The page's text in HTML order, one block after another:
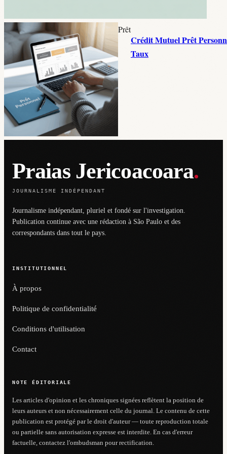
Prêt
Crédit Mutuel Prêt
Taux
Praias Jericoacoara.
JOURNALISME INDÉPENDANT
Journalisme indépendant, pluriel et fondé sur l'investigation.
Publication continue avec une rédaction à São Paulo et des
correspondants dans tout le pays.
INSTITUTIONNEL
À propos
Politique de confidentialité
Conditions d'utilisation
Contact
NOTE ÉDITORIALE
Les articles d'opinion et les chroniques signées reflètent la position de
leurs auteurs et non nécessairement celle du journal. Le contenu de cette
publication est protégé par le droit d'auteur — toute reproduction totale
ou partielle sans autorisation expresse est interdite. En cas d'erreur
factuelle, contactez l'ombudsman pour rectification.